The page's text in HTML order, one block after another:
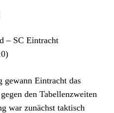
– SC Eintracht
Eintracht das
den Tabellenzweiten
war zunächst taktisch